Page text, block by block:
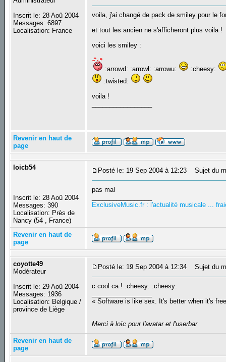
Inscrit le: 28 Aoû 2004
Messages: 6897
Localisation: France
voila, j'ai changé de pack de smiley pour le
et tout les ancien ne s'afficheront plus voila !
voici les smiley :
:arrowd: :arrowl: :arrowu:
:cheesy:
:twisted:
voila !
Revenir en haut de
page
loicb54
Inscrit le: 28 Aoû 2004
Messages: 390
Localisation: Près de
Nancy (54 , France)
Posté le: 19 Sep 2004 à 12:23 Sujet du
pas mal
ExclusiveMusic.fr : l'actualité musicale ...
Revenir en haut de
page
coyotte49
Modérateur
Inscrit le: 29 Aoû 2004
Messages: 1936
Localisation: Belgique /
province de Liège
Posté le: 19 Sep 2004 à 12:34 Sujet du
c cool ca ! :cheesy: :cheesy:
« Software is like sex. It's better when it's
Merci à loïc pour l'avatar et l'userbar
Revenir en haut de
page